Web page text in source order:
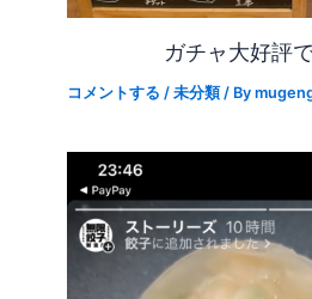
ガチャ大好評
コメントする /未分類/ By